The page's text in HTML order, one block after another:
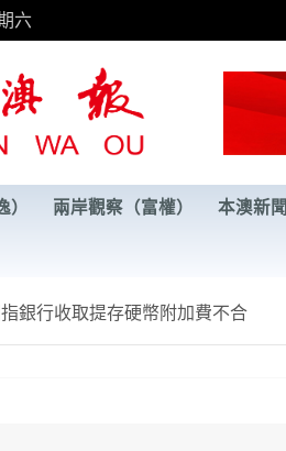
六
兩岸觀察（富權） 本澳新聞
銀行收取提存硬幣附加費不合